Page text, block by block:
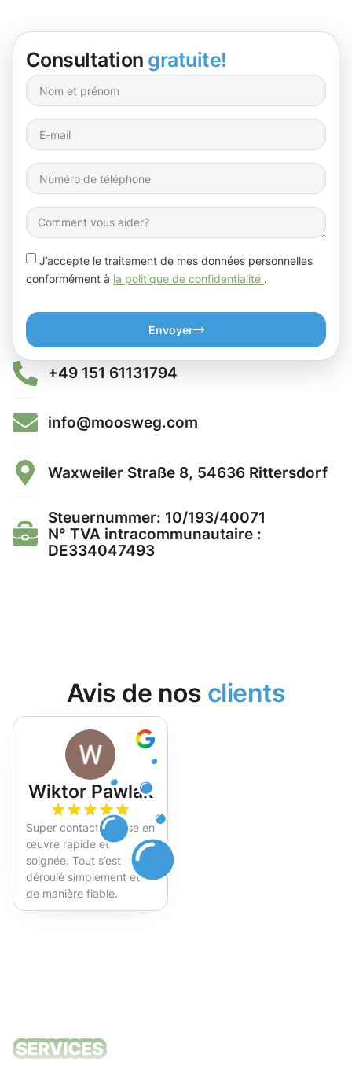
Consultation gratuite!
J’accepte le traitement de mes données personnelles
conformément à la politique de confidentialité .
Envoyer
+49 151 61131794
info@moosweg.com
Waxweiler Straße 8, 54636 Rittersdorf
Steuernummer: 10/193/40071
N° TVA intracommunautaire :
DE334047493
Avis de nos clients
Wiktor Pawlak
Super contact et mise en
œuvre rapide et
soignée. Tout s’est
déroulé simplement et
de manière fiable.
Fortement recommandé !